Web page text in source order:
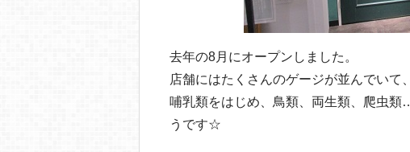
去年の8月にオープンしました。
店舗にはたくさんのゲージが並んでいて、
哺乳類をはじめ、鳥類、両生類、爬虫
うです☆